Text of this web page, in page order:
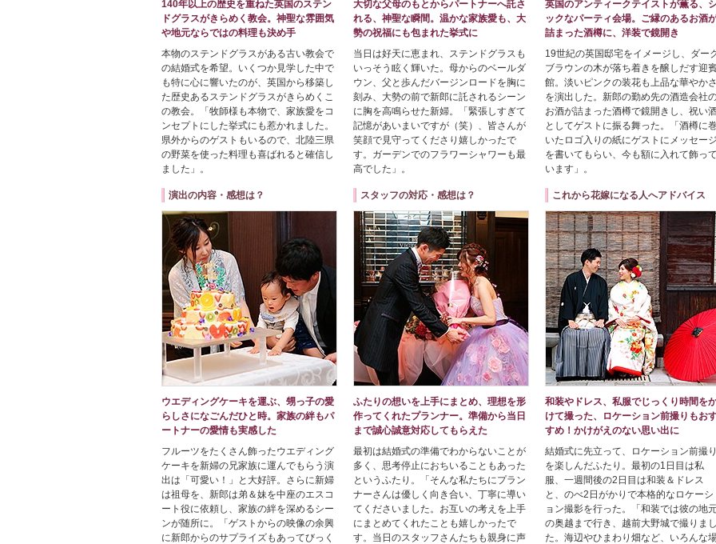
140年以上の歴史を重ねた英国のステン
ドグラスがきらめく教会。神聖な雰囲気
や地元ならではの料理も決め手
本物のステンドグラスがある古い教会で
の結婚式を希望。いくつか見学した中で
も特に心に響いたのが、英国から移築し
た歴史あるステンドグラスがきらめくこ
の教会。「牧師様も本物で、家族愛をコ
ンセプトにした挙式にも惹かれました。
県外からのゲストもいるので、北陸三県
の野菜を使った料理も喜ばれると確信し
ました」。
大切な父母のもとからパートナーへ託さ
れる、神聖な瞬間。温かな家族愛も、大
勢の祝福にも包まれた挙式に
当日は好天に恵まれ、ステンドグラスも
いっそう眩く輝いた。母からのベールダ
ウン、父と歩んだバージンロードを胸に
刻み、大勢の前で新郎に託されるシーン
に胸を高鳴らせた新婦。「緊張しすぎて
記憶があいまいですが（笑）、皆さんが
笑顔で見守ってくださり嬉しかったで
す。ガーデンでのフラワーシャワーも最
高でした」。
英国のアンティークテイストが薫る、
ックなパーティ会場。ご縁のあるお酒
詰まった酒樽に、洋装で鏡開き
19世紀の英国邸宅をイメージし、ダー
ブラウンの木が落ち着きを醸しだす迎
館。淡いピンクの装花も上品な華やかさ
を演出した。新郎の勤め先の酒造会社
お酒が詰まった酒樽で鏡開きし、祝い
としてゲストに振る舞った。「酒樽に巻
いたロゴ入りの紙にゲストにメッセージ
を書いてもらい、今も額に入れて飾って
います」。
演出の内容・感想は？
ウエディングケーキを運ぶ、甥っ子の愛
らしさになごんだひと時。家族の絆もパ
ートナーの愛情も実感した
フルーツをたくさん飾ったウエディング
ケーキを新婦の兄家族に運んでもらう演
出は「可愛い！」と大好評。さらに新婦
は祖母を、新郎は弟＆妹を中座のエスコ
ート役に依頼し、家族の絆を深めるシー
ンが随所に。「ゲストからの映像の余興
に新郎からのサプライズもあってびっく
スタッフの対応・感想は？
ふたりの想いを上手にまとめ、理想を形
作ってくれたプランナー。準備から当日
まで誠心誠意対応してもらえた
最初は結婚式の準備でわからないことが
多く、思考停止におちいることもあった
というふたり。「そんな私たちにプラン
ナーさんは優しく向き合い、丁寧に導い
てくださいました。お互いの考えを上手
にまとめてくれたことも嬉しかったで
す。当日のスタッフさんたちも親身に声
これから花嫁になる人へアドバイス
和装やドレス、私服でじっくり時間を
けて撮った、ロケーション前撮りもお
すめ！かけがえのない思い出に
結婚式に先立って、ロケーション前撮り
を楽しんだふたり。最初の1日目は私
服、一週間後の2日目は和装＆ドレス
と、のべ2日がかりで本格的なロケーシ
ョン撮影を行った。「和装では彼の地
の奥越まで行き、越前大野城で撮りまし
た。海辺やひまわり畑など、いろんな